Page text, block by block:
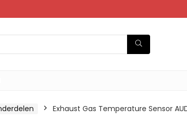
Exhaust Gas Temperature Sensor